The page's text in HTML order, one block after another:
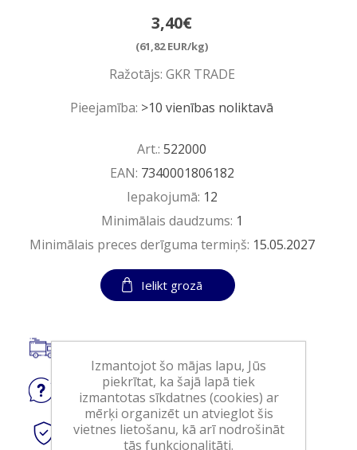
3,40€
(61,82 EUR/kg)
Ražotājs: GKR TRADE
Pieejamība: >10 vienības noliktavā
Art.: 522000
EAN: 7340001806182
Iepakojumā: 12
Minimālais daudzums: 1
Minimālais preces derīguma termiņš: 15.05.2027
Ielikt grozā
Jautājietpar produktu
Drošitiešsaistes maksājumi
Izmantojot šo mājas lapu, Jūs
piekrītat, ka šajā lapā tiek
izmantotas sīkdatnes (cookies) ar
mērķi organizēt un atvieglot šis
vietnes lietošanu, kā arī nodrošināt
tās funkcionalitāti.